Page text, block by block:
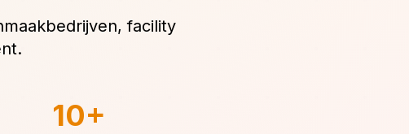
facility
10+